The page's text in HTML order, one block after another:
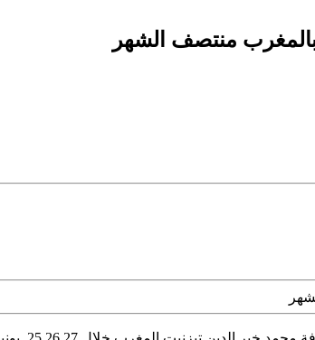
بالمغرب منتصف الشهر